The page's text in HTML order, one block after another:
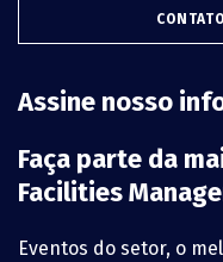
CONTATO
Assine nosso
Faça parte da
Facilities
Eventos do setor, o